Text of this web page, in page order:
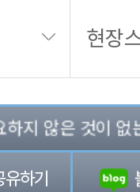
현장
않은 것이 없